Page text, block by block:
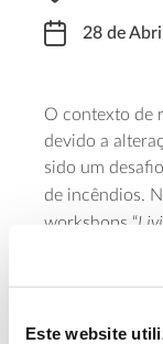
Este website
28 de
O contexto de
devido a
sido um
de incêndios.
workshops “
programa
partilhando